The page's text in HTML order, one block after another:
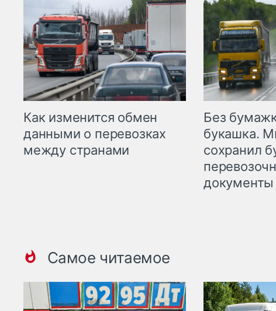
Как изменится обмен
данными о перевозках
между странами
Без
букашка.
сохранил
документы
Самое читаемое